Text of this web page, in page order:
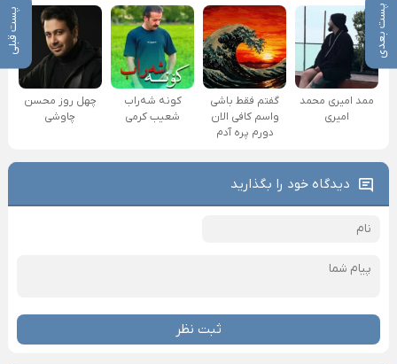
پست بعدی پست قبلی
ممد امیری محمد
امیری
گفتم فقط باشی
واسم کافی الان
دورم پره آدم
کونه شه‌راب
شعیب کرمی
چهل روز محسن
چاوشی
دیدگاه خود را بگذارید
ثبت نظر